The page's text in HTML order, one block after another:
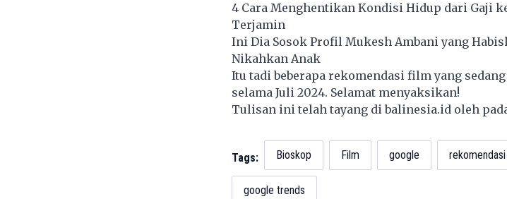
4 Cara Menghentikan Kondisi Hidup dari Gaji
Terjamin
Ini Dia Sosok Profil Mukesh Ambani yang
Nikahkan Anak
Itu tadi beberapa rekomendasi film yang
selama Juli 2024. Selamat menyaksikan!
Tulisan ini telah tayang dibalinesia.idoleh
Tags: Bioskop Film google rekomendasi
google trends